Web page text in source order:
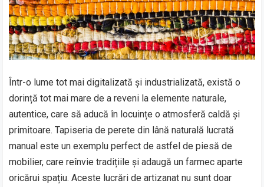
Într-o lume tot mai digitalizată și industrializată, există o
dorință tot mai mare de a reveni la elemente naturale,
autentice, care să aducă în locuințe o atmosferă caldă și
primitoare. Tapiseria de perete din lână naturală lucrată
manual este un exemplu perfect de astfel de piesă de
mobilier, care reînvie tradițiile și adaugă un farmec aparte
oricărui spațiu. Aceste lucrări de artizanat nu sunt doar